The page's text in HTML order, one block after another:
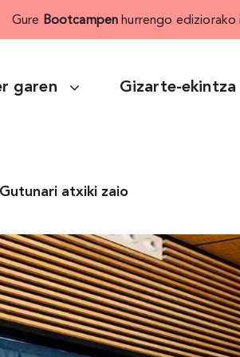
Gure Bootcampen hurrengo ediziorako
garen Gizarte-ekintza
atxiki zaio